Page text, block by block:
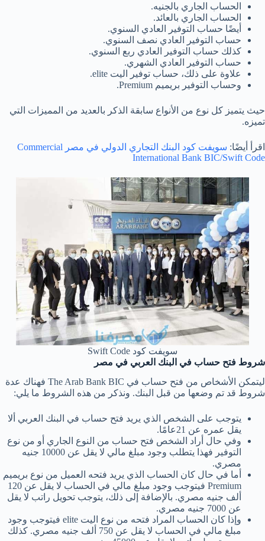
الحساب الجاري بالجنيه.
الحساب الجاري بالعائد.
أيضًا حساب التوفير العادي السنوي.
حساب التوفير العادي نصف السنوي.
كذلك حساب التوفير العادي ربع السنوي.
حساب التوفير العادي الشهري.
علاوة على ذلك، حساب توفير اليت elite.
وحساب التوفير بريميم Premium.
حيث يتميز كل نوع من الأنواع سابقة الذكر بالعديد من المميزات التي
تميزه.
اقرأ أيضًا:
سويفت كود البنك التجاري الدولي في مصر Commercial
International Bank BIC/Swift Code
سويفت كود Swift Code
شروط فتح حساب في البنك العربي في مصر
ليتمكن الأشخاص من فتح حساب في The Arab Bank BIC فهناك عدة
شروط قد تم وضعها من قبل البنك. ونذكر من هذه الشروط ما يلي:
يتوجب على الشخص الذي يريد فتح حساب في البنك العربي ألا
يقل عمره عن 21عامًا.
وفي حال أراد الشخص فتح حساب من النوع الجاري أو من نوع
التوفير فهذا يتطلب وجود مبلغ مالي لا يقل عن 10000 جنيه
مصري.
أما في حال كان الحساب الذي يريد فتحه العميل من نوع بريميم
Premium فيتوجب وجود مبلغ مالي في الحساب لا يقل عن 120
ألف جنيه مصري. بالإضافة إلى ذلك، يتوجب تحويل راتب لا يقل
عن 7000 جنيه مصري.
وإذا كان الحساب المراد فتحه من نوع اليت elite فيتوجب وجود
مبلغ مالي في الحساب لا يقل عن 750 ألف جنيه مصري. كذلك